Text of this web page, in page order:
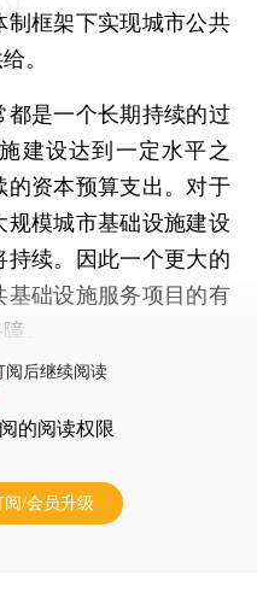
框架下实现城市公共
。
是一个长期持续的过
建设达到一定水平之
资本预算支出。对于
模城市基础设施建设
续。因此一个更大的
础设施服务项目的有
。
阅后继续阅读
的阅读权限
阅/会员升级